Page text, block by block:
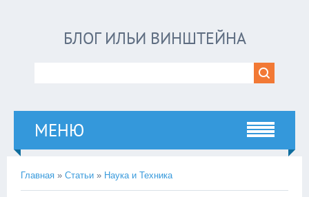
БЛОГ ИЛЬИ ВИНШТЕЙНА
МЕНЮ
Главная » Статьи » Наука и Техника